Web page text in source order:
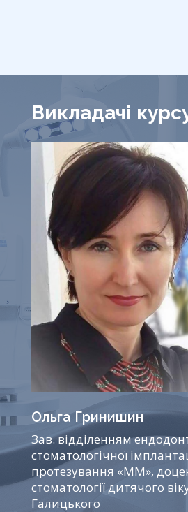
Викладачі
Ольга Гринишин
Зав. відділенням
стоматологічної
протезування «ММ»,
стоматології дитячого
Галицького